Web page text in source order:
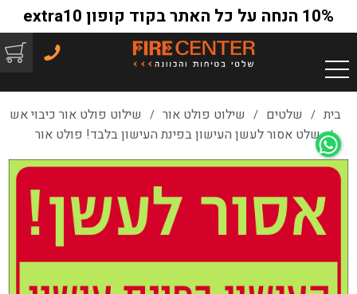
10% הנחה על כל האתר בקוד קופון extra10
בית / שלטים / שילוט פולט אור / שילוט פולט אור כיבוי אש
/ שלט אסור לעשן העישון בפינת העישון בלבד! פולט אור